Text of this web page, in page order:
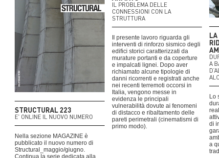
IL PROBLEMA DELLE
CONNESSIONI CON LA
STRUTTURA
Il presente lavoro riguarda gli
interventi di rinforzo sismico degli
edifici storici caratterizzati da
murature portanti e da coperture
e impalcati lignei. Dopo aver
richiamato alcune tipologie di
danni ricorrenti e registrati anche
nei recenti terremoti occorsi in
Italia, vengono messe in
evidenza le principali
vulnerabilità dovute ai fenomeni
di distacco e ribaltamento delle
pareti perimetrali (cinematismi di
primo modo).
LA
A
Lo
di
a
STRUCTURAL 223
E' ONLINE IL NUOVO NUMERO
Nella sezione MAGAZINE è
pubblicato il nuovo numero di
Structural_maggio/giugno.
Continua la serie dedicata alla